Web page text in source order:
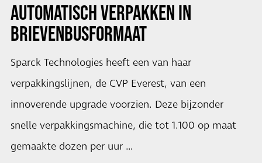
AUTOMATISCH VERPAKKEN IN
BRIEVENBUSFORMAAT
Sparck Technologies heeft een van haar
verpakkingslijnen, de CVP Everest, van een
innoverende upgrade voorzien. Deze bijzonder
snelle verpakkingsmachine, die tot 1.100 op maat
gemaakte dozen per uur …